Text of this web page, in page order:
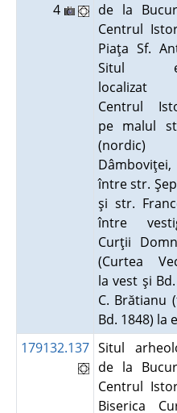
4
de la
Centrul
Piaţa Sf.
Situl
Centrul
pe malul
Dâmboviţei,
între str.
şi str.
între
Curţii
(Curtea
la vest şi
C. Brătianu
Bd. 1848) la
179132.137 Situl
de la
Centrul
Biserica